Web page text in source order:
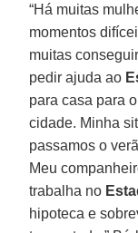
“Há muitas
momentos
muitas
pedir ajuda ao
para casa para
cidade. Minha
passamos o
Meu
trabalha no
hipoteca e